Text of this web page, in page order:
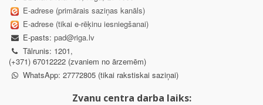
E-adrese (primārais saziņas kanāls)
E-adrese (tikai e-rēķinu iesniegšanai)
E-pasts: pad@riga.lv
Tālrunis: 1201,
(+371) 67012222 (zvaniem no ārzemēm)
WhatsApp: 27772805 (tikai rakstiskai saziņai)
Zvanu centra darba laiks: